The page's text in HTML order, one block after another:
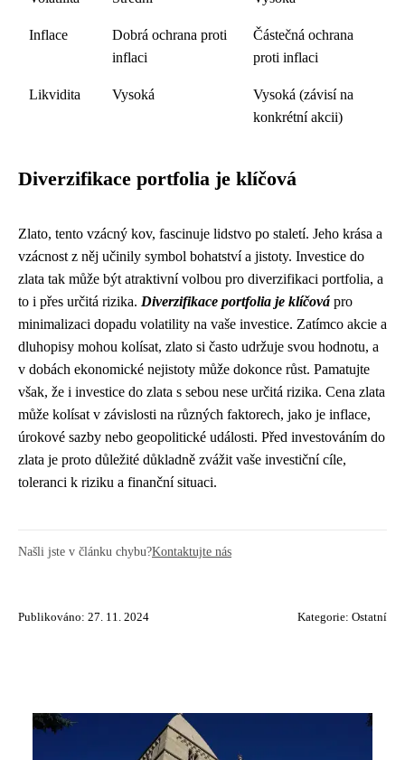
Inflace
Dobrá ochrana proti
inflaci
Částečná ochrana
proti inflaci
Likvidita Vysoká
Vysoká (závisí na
konkrétní akcii)
Diverzifikace portfolia je klíčová
Zlato, tento vzácný kov, fascinuje lidstvo po staletí. Jeho krása a
vzácnost z něj učinily symbol bohatství a jistoty. Investice do
zlata tak může být atraktivní volbou pro diverzifikaci portfolia, a
to i přes určitá rizika. Diverzifikace portfolia je klíčová pro
minimalizaci dopadu volatility na vaše investice. Zatímco akcie a
dluhopisy mohou kolísat, zlato si často udržuje svou hodnotu, a
v dobách ekonomické nejistoty může dokonce růst. Pamatujte
však, že i investice do zlata s sebou nese určitá rizika. Cena zlata
může kolísat v závislosti na různých faktorech, jako je inflace,
úrokové sazby nebo geopolitické události. Před investováním do
zlata je proto důležité důkladně zvážit vaše investiční cíle,
toleranci k riziku a finanční situaci.
Našli jste v článku chybu?Kontaktujte nás
Publikováno: 27. 11. 2024 Kategorie: Ostatní